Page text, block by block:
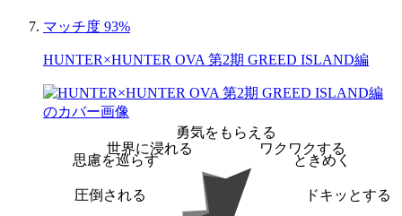
マッチ度 93%
HUNTER×HUNTER OVA 第2期 GREED ISLAND編
勇気をもらえる
ワクワクする
ときめく
ドキッとする
圧倒される
思慮を巡らす
世界に浸れる